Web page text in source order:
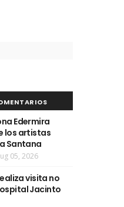
Edermira
los artistas
Santana
05, 2026
visita no
Jacinto